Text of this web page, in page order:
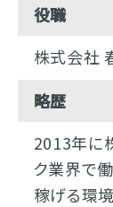
役職
株式会社
略歴
2013年に
ク業界で
稼げる環